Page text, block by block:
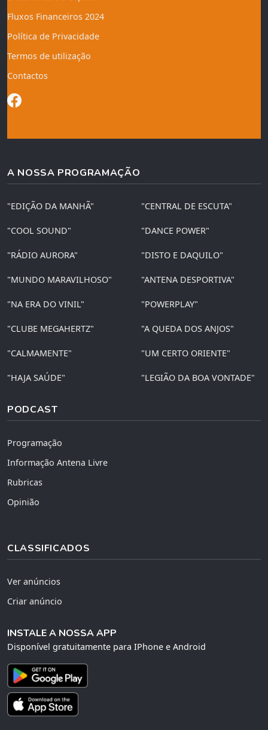
Fluxos Financeiros 2024
Política de Privacidade
Termos de utilização
Contactos
A NOSSA PROGRAMAÇÃO
"EDIÇÃO DA MANHÃ" "CENTRAL DE ESCUTA"
"COOL SOUND" "DANCE POWER"
"RÁDIO AURORA" "DISTO E DAQUILO"
"MUNDO MARAVILHOSO" "ANTENA DESPORTIVA"
"NA ERA DO VINIL" "POWERPLAY"
"CLUBE MEGAHERTZ" "A QUEDA DOS ANJOS"
"CALMAMENTE" "UM CERTO ORIENTE"
"HAJA SAÚDE" "LEGIÃO DA BOA VONTADE"
PODCAST
Programação
Informação Antena Livre
Rubricas
Opinião
CLASSIFICADOS
Ver anúncios
Criar anúncio
INSTALE A NOSSA APP
Disponível gratuitamente para IPhone e Android